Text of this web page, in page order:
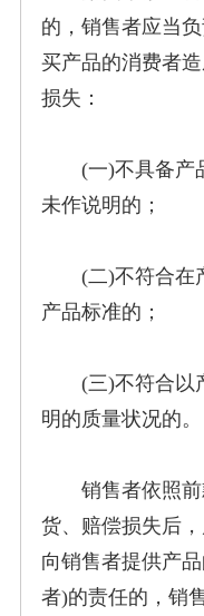
的，销售者应当
买产品的消费者
损失：
(一)不具备产品
未作说明的；
(二)不符合在产
产品标准的；
(三)不符合以产
明的质量状况的。
销售者依照前
货、赔偿损失后
向销售者提供产
者)的责任的，销